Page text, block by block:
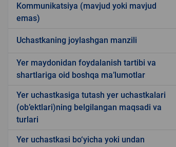
Kommunikatsiya (mavjud yoki mavjud
emas)
Uchastkaning joylashgan manzili
Yer maydonidan foydalanish tartibi va
shartlariga oid boshqa ma’lumotlar
Yer uchastkasiga tutash yer uchastkalari
(ob’ektlari)ning belgilangan maqsadi va
turlari
Yer uchastkasi bo‘yicha yoki undan